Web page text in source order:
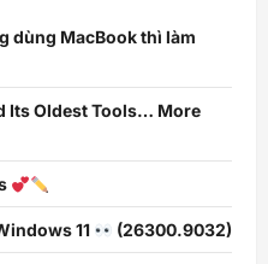
dùng MacBook thì làm
Its Oldest Tools… More
11 (26300.9032)